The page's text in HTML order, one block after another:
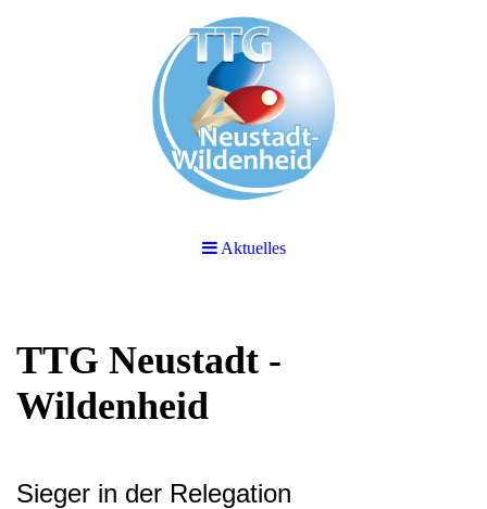
Aktuelles
TTG Neustadt -
Wildenheid
Sieger in der Relegation